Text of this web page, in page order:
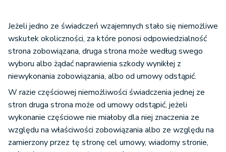
Jeżeli jedno ze świadczeń wzajemnych stało się niemożliwe
wskutek okoliczności, za które ponosi odpowiedzialność
strona zobowiązana, druga strona może według swego
wyboru albo żądać naprawienia szkody wynikłej z
niewykonania zobowiązania, albo od umowy odstąpić.
W razie częściowej niemożliwości świadczenia jednej ze
stron druga strona może od umowy odstąpić, jeżeli
wykonanie częściowe nie miałoby dla niej znaczenia ze
względu na właściwości zobowiązania albo ze względu na
zamierzony przez tę stronę cel umowy, wiadomy stronie,